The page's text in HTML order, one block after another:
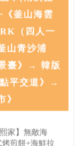
釜山海雲
（四人一
山青沙浦
臺》→ 韓版
平交道》→
》
家】無敵海
煎餅+海鮮拉